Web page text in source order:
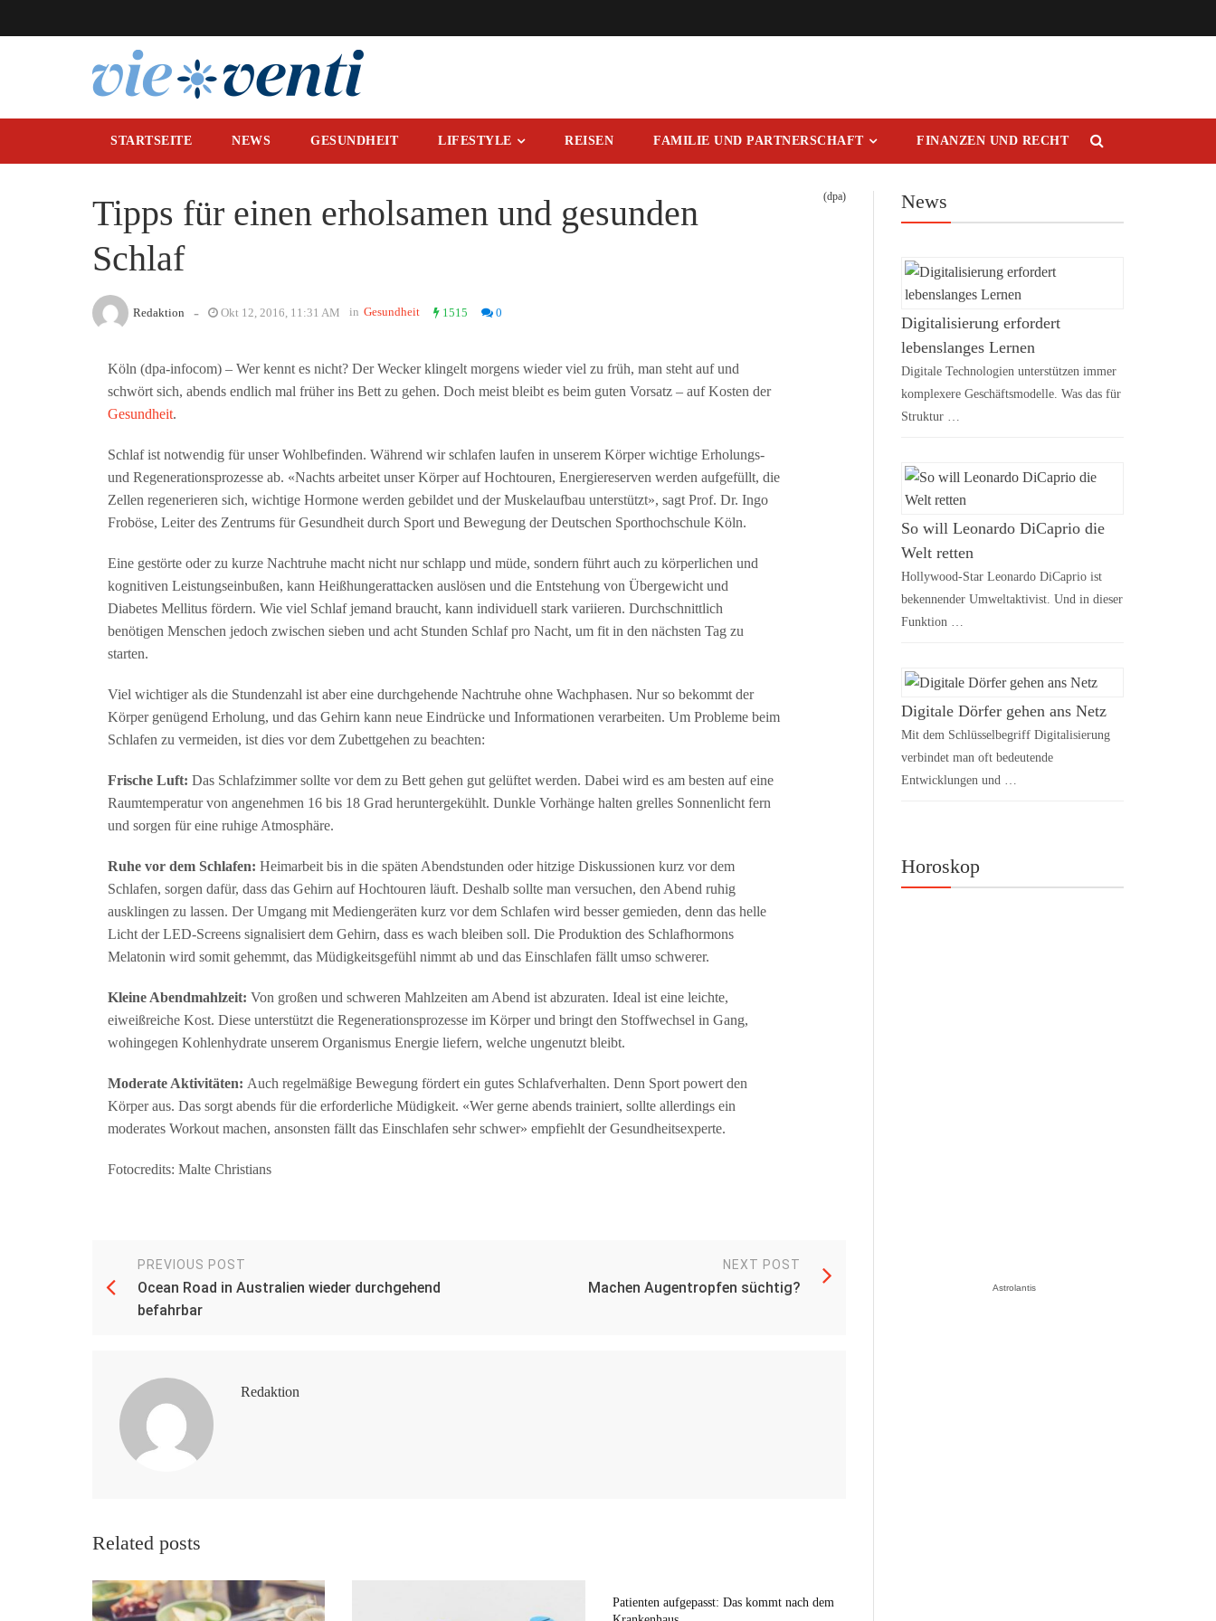
STARTSEITE NEWS GESUNDHEIT LIFESTYLE REISEN FAMILIE UND PARTNERSCHAFT FINANZEN UND RECHT
Tipps für einen erholsamen und gesunden
Schlaf
(dpa)
Redaktion - Okt 12, 2016, 11:31 AM in Gesundheit 1515 0
Köln (dpa-infocom) – Wer kennt es nicht? Der Wecker klingelt morgens wieder viel zu früh, man steht auf und
schwört sich, abends endlich mal früher ins Bett zu gehen. Doch meist bleibt es beim guten Vorsatz – auf Kosten der
Gesundheit.
Schlaf ist notwendig für unser Wohlbefinden. Während wir schlafen laufen in unserem Körper wichtige Erholungs-
und Regenerationsprozesse ab. «Nachts arbeitet unser Körper auf Hochtouren, Energiereserven werden aufgefüllt, die
Zellen regenerieren sich, wichtige Hormone werden gebildet und der Muskelaufbau unterstützt», sagt Prof. Dr. Ingo
Froböse, Leiter des Zentrums für Gesundheit durch Sport und Bewegung der Deutschen Sporthochschule Köln.
Eine gestörte oder zu kurze Nachtruhe macht nicht nur schlapp und müde, sondern führt auch zu körperlichen und
kognitiven Leistungseinbußen, kann Heißhungerattacken auslösen und die Entstehung von Übergewicht und
Diabetes Mellitus fördern. Wie viel Schlaf jemand braucht, kann individuell stark variieren. Durchschnittlich
benötigen Menschen jedoch zwischen sieben und acht Stunden Schlaf pro Nacht, um fit in den nächsten Tag zu
starten.
Viel wichtiger als die Stundenzahl ist aber eine durchgehende Nachtruhe ohne Wachphasen. Nur so bekommt der
Körper genügend Erholung, und das Gehirn kann neue Eindrücke und Informationen verarbeiten. Um Probleme beim
Schlafen zu vermeiden, ist dies vor dem Zubettgehen zu beachten:
Frische Luft: Das Schlafzimmer sollte vor dem zu Bett gehen gut gelüftet werden. Dabei wird es am besten auf eine
Raumtemperatur von angenehmen 16 bis 18 Grad heruntergekühlt. Dunkle Vorhänge halten grelles Sonnenlicht fern
und sorgen für eine ruhige Atmosphäre.
Ruhe vor dem Schlafen: Heimarbeit bis in die späten Abendstunden oder hitzige Diskussionen kurz vor dem
Schlafen, sorgen dafür, dass das Gehirn auf Hochtouren läuft. Deshalb sollte man versuchen, den Abend ruhig
ausklingen zu lassen. Der Umgang mit Mediengeräten kurz vor dem Schlafen wird besser gemieden, denn das helle
Licht der LED-Screens signalisiert dem Gehirn, dass es wach bleiben soll. Die Produktion des Schlafhormons
Melatonin wird somit gehemmt, das Müdigkeitsgefühl nimmt ab und das Einschlafen fällt umso schwerer.
Kleine Abendmahlzeit: Von großen und schweren Mahlzeiten am Abend ist abzuraten. Ideal ist eine leichte,
eiweißreiche Kost. Diese unterstützt die Regenerationsprozesse im Körper und bringt den Stoffwechsel in Gang,
wohingegen Kohlenhydrate unserem Organismus Energie liefern, welche ungenutzt bleibt.
Moderate Aktivitäten: Auch regelmäßige Bewegung fördert ein gutes Schlafverhalten. Denn Sport powert den
Körper aus. Das sorgt abends für die erforderliche Müdigkeit. «Wer gerne abends trainiert, sollte allerdings ein
moderates Workout machen, ansonsten fällt das Einschlafen sehr schwer» empfiehlt der Gesundheitsexperte.
Fotocredits: Malte Christians
PREVIOUS POST
Ocean Road in Australien wieder durchgehend
befahrbar
NEXT POST
Machen Augentropfen süchtig?
Redaktion
Related posts
Patienten aufgepasst: Das kommt nach dem
News
Digitalisierung erfordert
lebenslanges Lernen
Digitale Technologien unterstützen immer
komplexere Geschäftsmodelle. Was das für
Struktur …
So will Leonardo DiCaprio die
Welt retten
Hollywood-Star Leonardo DiCaprio ist
bekennender Umweltaktivist. Und in dieser
Funktion …
Digitale Dörfer gehen ans Netz
Mit dem Schlüsselbegriff Digitalisierung
verbindet man oft bedeutende
Entwicklungen und …
Horoskop
Astrolantis